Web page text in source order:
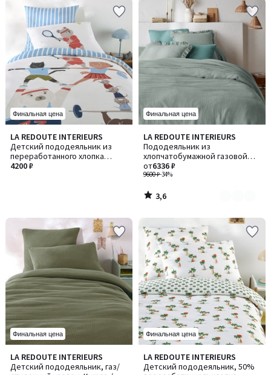
Финальная цена
LA REDOUTE INTERIEURS
Детский пододеяльник из
переработанного хлопка
(30%), Neilo / Неило
4200 ₽
Финальная цена
LA REDOUTE INTERIEURS
Пододеяльник из
хлопчатобумажной газовой
ткани, Kumla / Кумла
9600 ₽-34%
от6336 ₽
3,6
/ 5
Количество
цветов:
7
3,6
/
Финальная цена
LA REDOUTE INTERIEURS
Детский пододеяльник, газ/
Количество
цветов:
Финальная цена
LA REDOUTE INTERIEURS
Детский пододеяльник, 50%